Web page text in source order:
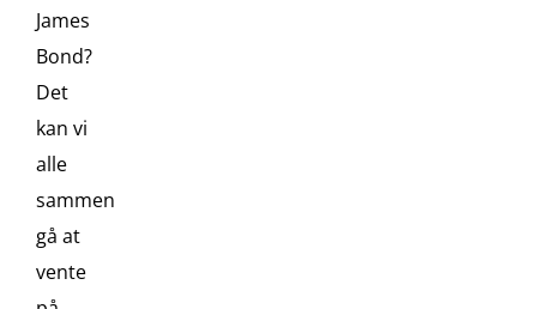
James
Bond?
Det
kan vi
alle
sammen
gå at
vente